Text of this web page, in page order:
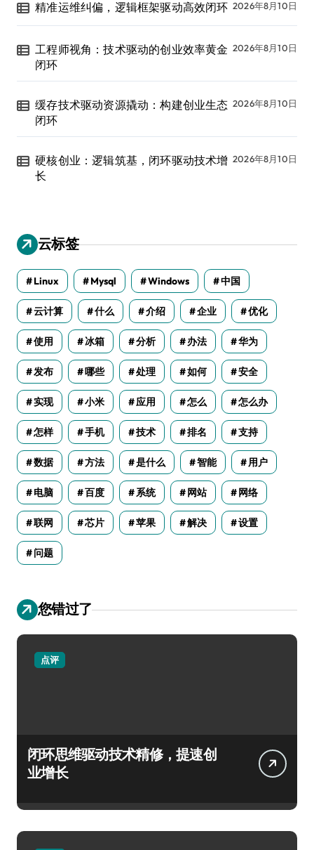
精准运维纠偏，逻辑框架驱动高效闭环 2026年8月10日
工程师视角：技术驱动的创业效率黄金
闭环
2026年8月10日
缓存技术驱动资源撬动：构建创业生态
闭环
2026年8月10日
硬核创业：逻辑筑基，闭环驱动技术增
长
2026年8月10日
云标签
Linux Mysql Windows 中国
云计算 什么 介绍 企业 优化
使用 冰箱 分析 办法 华为
发布 哪些 处理 如何 安全
实现 小米 应用 怎么 怎么办
怎样 手机 技术 排名 支持
数据 方法 是什么 智能 用户
电脑 百度 系统 网站 网络
联网 芯片 苹果 解决 设置
问题
您错过了
点评
闭环思维驱动技术精修，提速创
业增长